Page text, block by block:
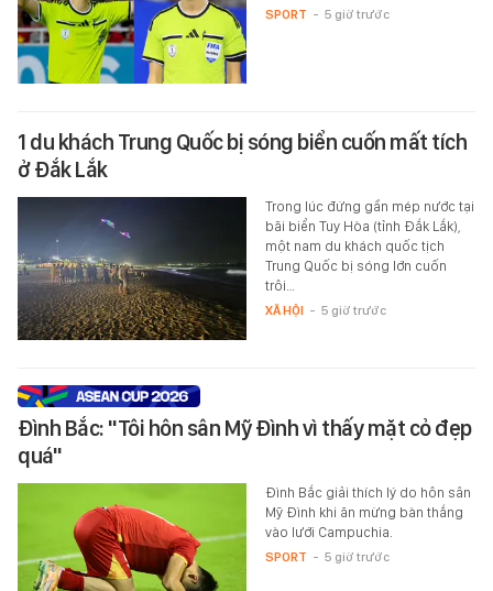
SPORT - 5 giờ trước
1 du khách Trung Quốc bị sóng biển cuốn mất tích
ở Đắk Lắk
Trong lúc đứng gần mép nước tại
bãi biển Tuy Hòa (tỉnh Đắk Lắk),
một nam du khách quốc tịch
Trung Quốc bị sóng lớn cuốn
trôi…
XÃ HỘI - 5 giờ trước
Đình Bắc: "Tôi hôn sân Mỹ Đình vì thấy mặt cỏ đẹp
quá"
Đình Bắc giải thích lý do hôn sân
Mỹ Đình khi ăn mừng bàn thắng
vào lưới Campuchia.
SPORT - 5 giờ trước